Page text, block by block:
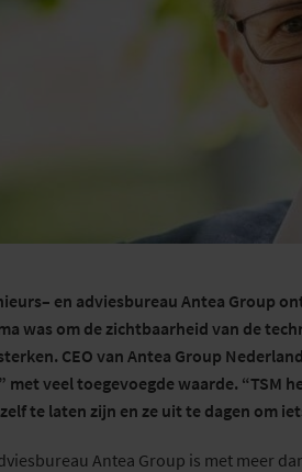
– en adviesbureau Antea Group
was om de zichtbaarheid van de
. CEO van Antea Group Nederland
met veel toegevoegde waarde. “TSM
te laten zijn en ze uit te dagen om
bureau Antea Group is met meer